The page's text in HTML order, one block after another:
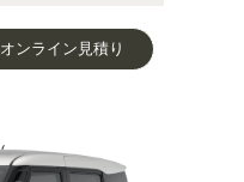
オンライン見積り